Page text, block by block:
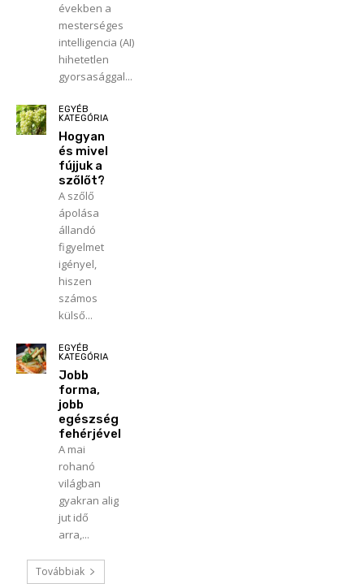
években a
mesterséges
intelligencia (AI)
hihetetlen
gyorsasággal...
EGYÉB
KATEGÓRIA
Hogyan
és mivel
fújjuk a
szőlőt?
A szőlő
ápolása
állandó
figyelmet
igényel,
hiszen
számos
külső...
EGYÉB
KATEGÓRIA
Jobb
forma,
jobb
egészség
fehérjével
A mai
rohanó
világban
gyakran alig
jut idő
arra,...
Továbbiak